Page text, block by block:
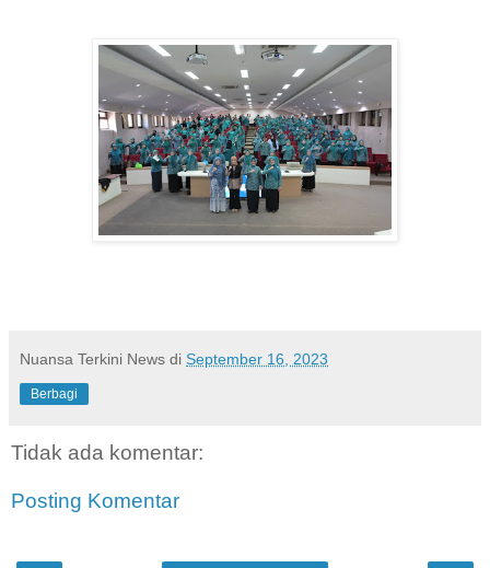
Nuansa Terkini News di September 16, 2023
Berbagi
Tidak ada komentar:
Posting Komentar